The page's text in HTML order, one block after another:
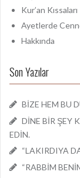
Kur’an Kıssaları
Ayetlerde
Hakkında
Son Yazılar
BİZE HEM BU
DİNE BİR ŞEY
EDİN.
“LAKIRDIYA
“RABBİM